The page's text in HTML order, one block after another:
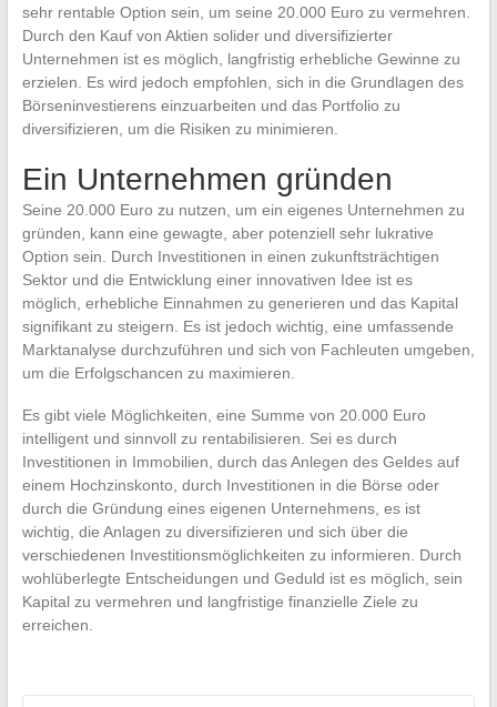
sehr rentable Option sein, um seine 20.000 Euro zu vermehren.
Durch den Kauf von Aktien solider und diversifizierter
Unternehmen ist es möglich, langfristig erhebliche Gewinne zu
erzielen. Es wird jedoch empfohlen, sich in die Grundlagen des
Börseninvestierens einzuarbeiten und das Portfolio zu
diversifizieren, um die Risiken zu minimieren.
Ein Unternehmen gründen
Seine 20.000 Euro zu nutzen, um ein eigenes Unternehmen zu
gründen, kann eine gewagte, aber potenziell sehr lukrative
Option sein. Durch Investitionen in einen zukunftsträchtigen
Sektor und die Entwicklung einer innovativen Idee ist es
möglich, erhebliche Einnahmen zu generieren und das Kapital
signifikant zu steigern. Es ist jedoch wichtig, eine umfassende
Marktanalyse durchzuführen und sich von Fachleuten umgeben,
um die Erfolgschancen zu maximieren.
Es gibt viele Möglichkeiten, eine Summe von 20.000 Euro
intelligent und sinnvoll zu rentabilisieren. Sei es durch
Investitionen in Immobilien, durch das Anlegen des Geldes auf
einem Hochzinskonto, durch Investitionen in die Börse oder
durch die Gründung eines eigenen Unternehmens, es ist
wichtig, die Anlagen zu diversifizieren und sich über die
verschiedenen Investitionsmöglichkeiten zu informieren. Durch
wohlüberlegte Entscheidungen und Geduld ist es möglich, sein
Kapital zu vermehren und langfristige finanzielle Ziele zu
erreichen.